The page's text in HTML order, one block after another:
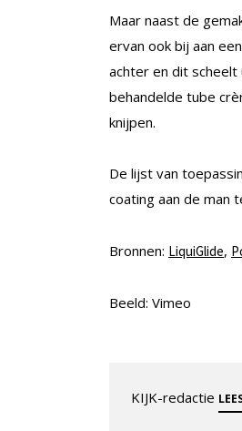
Maar naast de
ervan ook bij aan
achter en dit scheelt
behandelde tube
knijpen.
De lijst van
coating aan de man
Bronnen: LiquiGlide,
Beeld: Vimeo
KIJK-redactie